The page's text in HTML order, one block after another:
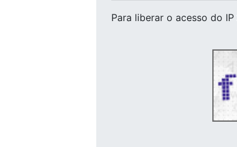
Para liberar o acesso do IP